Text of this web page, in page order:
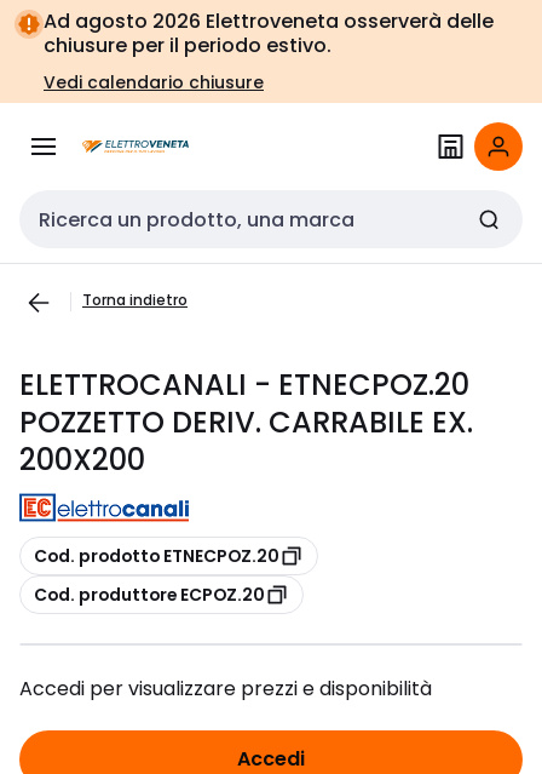
Vai alla
navigazione
Vai
alla
pagina
Ad agosto 2026 Elettroveneta osserverà delle
chiusure per il periodo estivo.
Vedi calendario chiusure
Cerca input
Torna indietro
ELETTROCANALI - ETNECPOZ.20
POZZETTO DERIV. CARRABILE EX.
200X200
copia
Cod. prodotto ETNECPOZ.20
copia
Cod. produttore ECPOZ.20
Accedi per visualizzare prezzi e disponibilità
Accedi